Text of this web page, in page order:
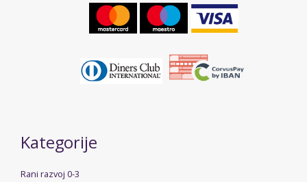
Kategorije
Rani razvoj 0-3